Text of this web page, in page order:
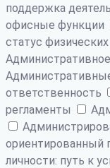
поддержка
офисные функции
статус
ответственность
регламенты
ориентированный
личности: путь к